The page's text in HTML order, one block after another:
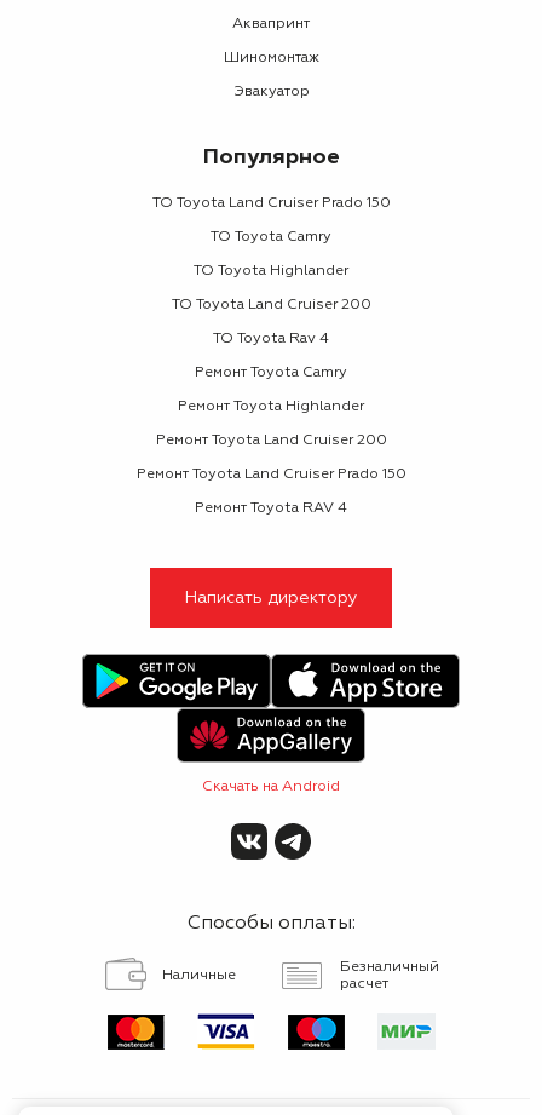
Аквапринт
Шиномонтаж
Эвакуатор
Популярное
ТО Toyota Land Cruiser Prado 150
ТО Toyota Camry
ТО Toyota Highlander
ТО Toyota Land Cruiser 200
ТО Toyota Rav 4
Ремонт Toyota Camry
Ремонт Toyota Highlander
Ремонт Toyota Land Cruiser 200
Ремонт Toyota Land Cruiser Prado 150
Ремонт Toyota RAV 4
Написать директору
Скачать на Android
Способы оплаты:
Наличные
Безналичный
расчет